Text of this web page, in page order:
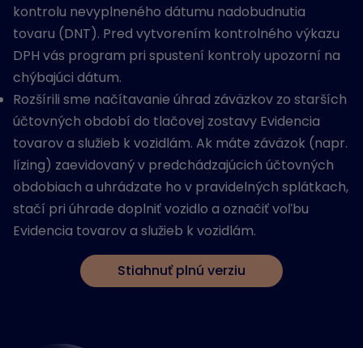
kontrolu nevyplneného dátumu nadobudnutia
tovaru (DNT). Pred vytvorením kontrolného výkazu
DPH vás program pri spustení kontroly upozorní na
chýbajúci dátum.
Rozšírili sme načítavanie úhrad záväzkov zo starších
účtovných období do tlačovej zostavy Evidencia
tovarov a služieb k vozidlám. Ak máte záväzok (napr.
lízing) zaevidovaný v predchádzajúcich účtovných
obdobiach a uhrádzate ho v pravidelných splátkach,
stačí pri úhrade doplniť vozidlo a označiť voľbu
Evidencia tovarov a služieb k vozidlám.
Stiahnuť plnú verziu